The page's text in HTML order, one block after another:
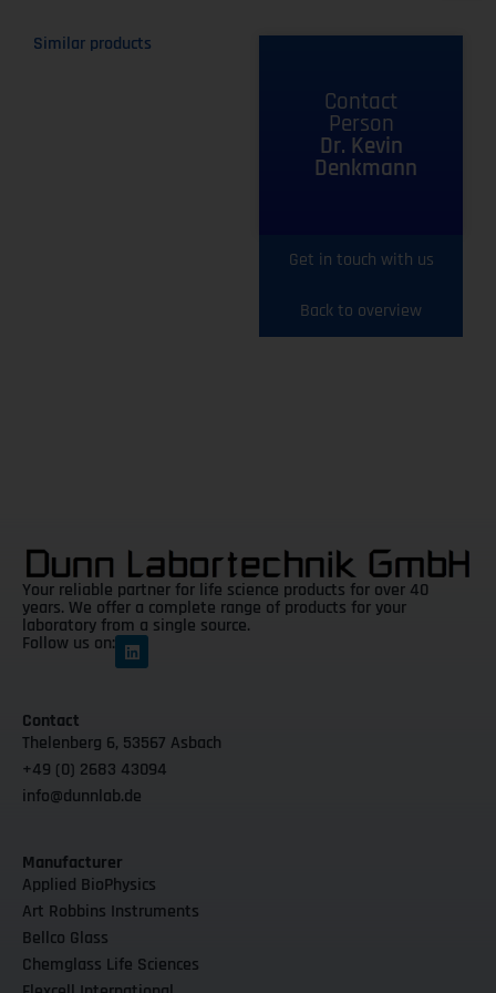
Contact
Person
Dr. Kevin
Denkmann
Get in touch with us
Back to overview
Similar products
Your reliable partner for life science products for over 40
years. We offer a complete range of products for your
laboratory from a single source.
Follow us on:
Contact
Thelenberg 6, 53567 Asbach
+49 (0) 2683 43094
info@dunnlab.de
Manufacturer
Applied BioPhysics
Art Robbins Instruments
Bellco Glass
Chemglass Life Sciences